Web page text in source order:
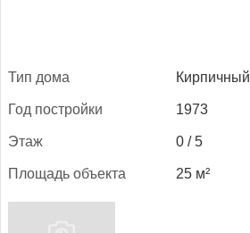
Тип до­ма Кирпичный
Год пос­трой­ки 1973
Этаж 0 / 5
Пло­щадь объ­ек­та 25 м²